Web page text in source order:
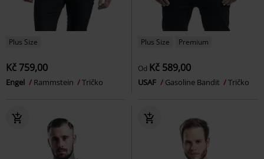
Plus Size
Kč 759,00
Engel Rammstein Tričko
Plus Size Premium
Od Kč 589,00
USAF Gasoline Bandit Tričko